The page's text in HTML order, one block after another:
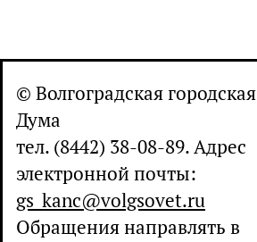
© Волгоградская городская
Дума
тел. (8442) 38-08-89. Адрес
электронной почты:
gs_kanc@volgsovet.ru
Обращения направлять в